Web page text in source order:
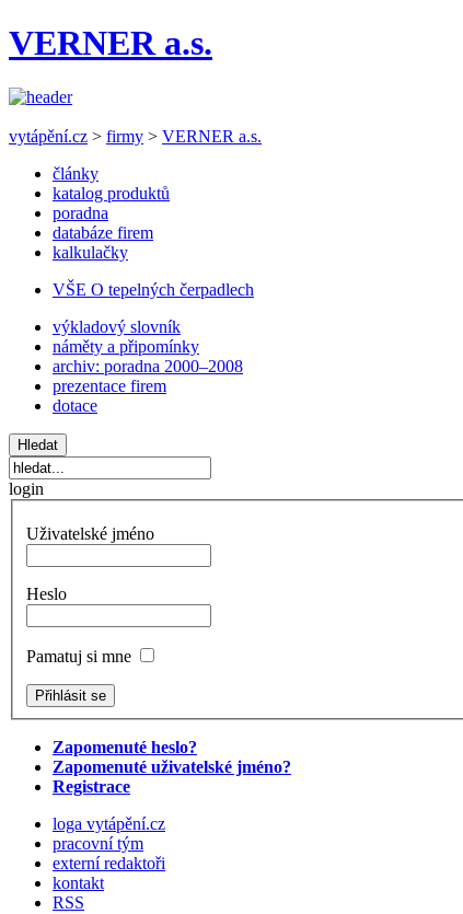
VERNER a.s.
vytápění.cz > firmy > VERNER a.s.
články
katalog produktů
poradna
databáze firem
kalkulačky
VŠE O tepelných čerpadlech
výkladový slovník
náměty a připomínky
archiv: poradna 2000–2008
prezentace firem
dotace
login
Uživatelské jméno
Heslo
Pamatuj si mne
Zapomenuté heslo?
Zapomenuté uživatelské jméno?
Registrace
loga vytápění.cz
pracovní tým
externí redaktoři
kontakt
RSS